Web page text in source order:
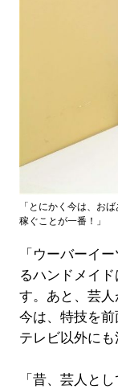
「とにかく今は、お
稼ぐことが一番！」
「ウーバーイ
るハンドメイ
す。あと、芸人
今は、特技を前
テレビ以外にも
「昔、芸人と